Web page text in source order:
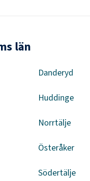
län
Danderyd
Huddinge
Norrtälje
Österåker
Södertälje